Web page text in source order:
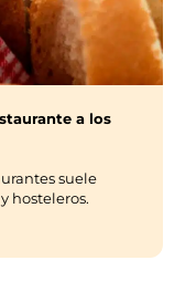
a los
suele
hosteleros.